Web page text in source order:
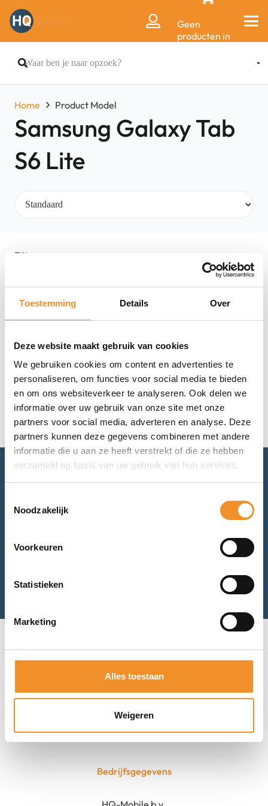
Toestemming Details Over
Deze website maakt gebruik van cookies
We gebruiken cookies om content en advertenties te
personaliseren, om functies voor social media te bieden
en om ons websiteverkeer te analyseren. Ook delen we
informatie over uw gebruik van onze site met onze
partners voor social media, adverteren en analyse. Deze
partners kunnen deze gegevens combineren met andere
informatie die u aan ze heeft verstrekt of die ze hebben
verzameld op basis van uw gebruik van hun services.
Noodzakelijk
Voorkeuren
Statistieken
Marketing
Alles toestaan
Weigeren
Geen
producten in
Home Product Model
Samsung Galaxy Tab
S6 Lite
Filters
€10
€0
Advies nodig? Bel of mail ons.
Voor retourneren of garantie: mail ons.
Winkel
Bedrijfsgegevens